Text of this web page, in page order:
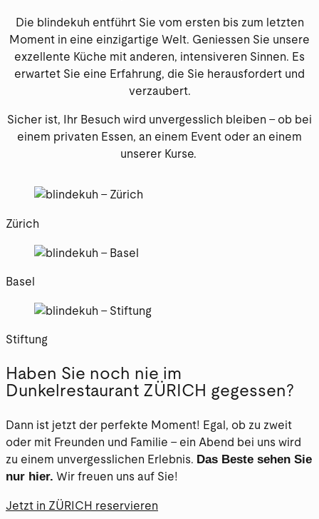
Die blindekuh entführt Sie vom ersten bis zum letzten
Moment in eine einzigartige Welt. Geniessen Sie unsere
exzellente Küche mit anderen, intensiveren Sinnen. Es
erwartet Sie eine Erfahrung, die Sie herausfordert und
verzaubert.
Sicher ist, Ihr Besuch wird unvergesslich bleiben – ob bei
einem privaten Essen, an einem Event oder an einem
unserer Kurse.
Zürich
Basel
Stiftung
Haben Sie noch nie im
Dunkelrestaurant ZÜRICH gegessen?
Dann ist jetzt der perfekte Moment! Egal, ob zu zweit
oder mit Freunden und Familie – ein Abend bei uns wird
zu einem unvergesslichen Erlebnis. Das Beste sehen Sie
nur hier. Wir freuen uns auf Sie!
Jetzt in ZÜRICH reservieren